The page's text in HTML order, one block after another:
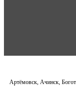
Артёмовск, Ачинск,